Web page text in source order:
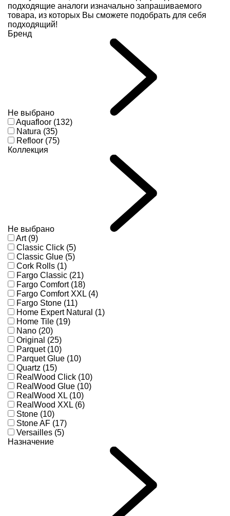
подходящие аналоги изначально запрашиваемого
товара, из которых Вы сможете подобрать для себя
подходящий!
Бренд
Не выбрано
Aquafloor (132)
Natura (35)
Refloor (75)
Коллекция
Не выбрано
Art (9)
Classic Click (5)
Classic Glue (5)
Cork Rolls (1)
Fargo Classic (21)
Fargo Comfort (18)
Fargo Comfort XXL (4)
Fargo Stone (11)
Home Expert Natural (1)
Home Tile (19)
Nano (20)
Original (25)
Parquet (10)
Parquet Glue (10)
Quartz (15)
RealWood Click (10)
RealWood Glue (10)
RealWood XL (10)
RealWood XXL (6)
Stone (10)
Stone AF (17)
Versailles (5)
Назначение